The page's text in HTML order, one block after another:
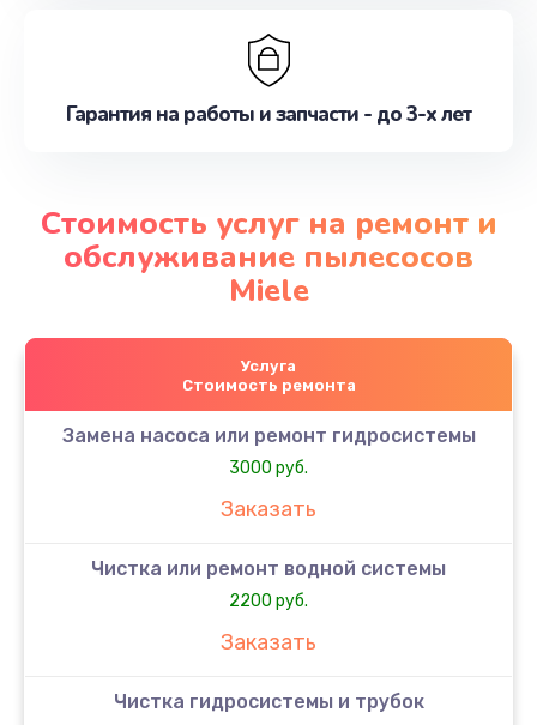
Гарантия на работы и запчасти - до 3-х лет
Стоимость услуг на ремонт и
обслуживание пылесосов
Miele
Услуга
Стоимость ремонта
Замена насоса или ремонт гидросистемы
3000 руб.
Заказать
Чистка или ремонт водной системы
2200 руб.
Заказать
Чистка гидросистемы и трубок